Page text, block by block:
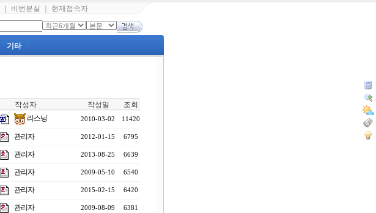
비번분실 현재접속자
기타
작성자 작성일 조회
리스닝 2010-03-02 11420
관리자 2012-01-15 6795
관리자 2013-08-25 6639
관리자 2009-05-10 6540
관리자 2015-02-15 6420
관리자 2009-08-09 6381